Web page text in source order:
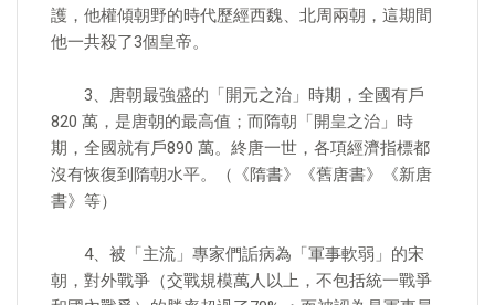
護，他權傾朝野的時代歷經西魏、北周兩朝，這期間
他一共殺了3個皇帝。
3、唐朝最強盛的「開元之治」時期，全國有戶
820 萬，是唐朝的最高值；而隋朝「開皇之治」時
期，全國就有戶890 萬。終唐一世，各項經濟指標都
沒有恢復到隋朝水平。（《隋書》《舊唐書》《新唐
書》等）
4、被「主流」專家們詬病為「軍事軟弱」的宋
朝，對外戰爭（交戰規模萬人以上，不包括統一戰爭